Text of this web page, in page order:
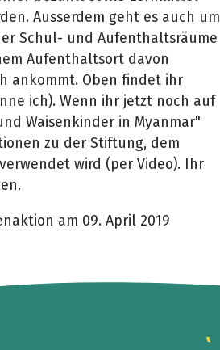
Ausserdem geht es auch um
Schul- und Aufenthaltsräume
Aufenthaltsort davon
ankommt. Oben findet ihr
ich). Wenn ihr jetzt noch auf
Waisenkinder in Myanmar"
zu der Stiftung, dem
wird (per Video). Ihr
am 09. April 2019